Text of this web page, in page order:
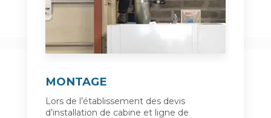
MONTAGE
Lors de l’établissement des devis
d’installation de cabine et ligne de